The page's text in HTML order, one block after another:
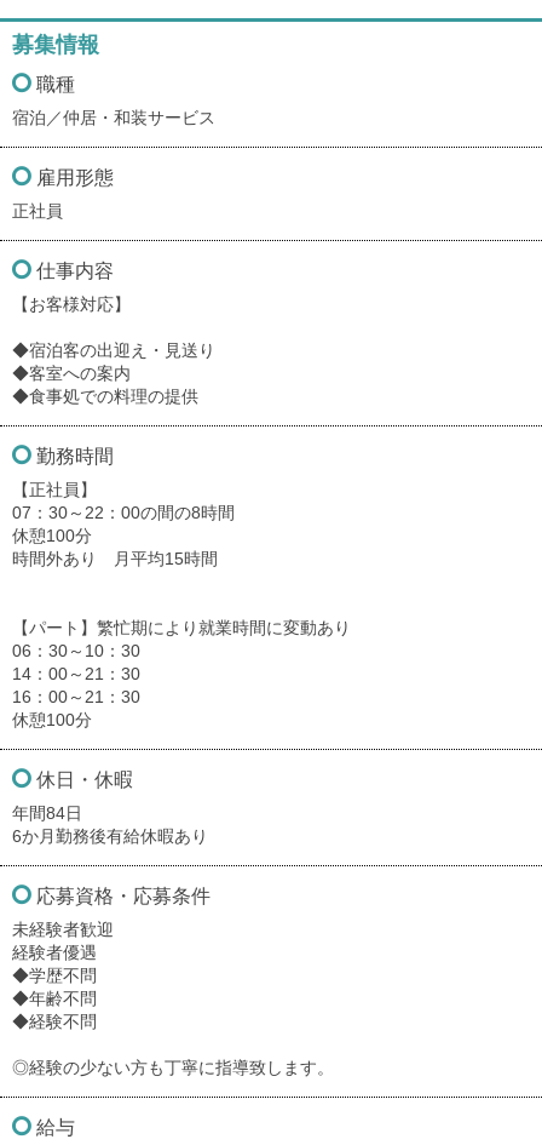
募集情報
職種
宿泊／仲居・和装サービス
雇用形態
正社員
仕事内容
【お客様対応】
◆宿泊客の出迎え・見送り
◆客室への案内
◆食事処での料理の提供
勤務時間
【正社員】
07：30～22：00の間の8時間
休憩100分
時間外あり 月平均15時間
【パート】繁忙期により就業時間に変動あり
06：30～10：30
14：00～21：30
16：00～21：30
休憩100分
休日・休暇
年間84日
6か月勤務後有給休暇あり
応募資格・応募条件
未経験者歓迎
経験者優遇
◆学歴不問
◆年齢不問
◆経験不問
◎経験の少ない方も丁寧に指導致します。
給与